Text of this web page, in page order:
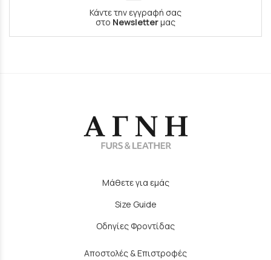
Κάντε την εγγραφή σας
στο Newsletterμας
Μάθετε για εμάς
Size Guide
Οδηγίες Φροντίδας
Αποστολές & Επιστροφές